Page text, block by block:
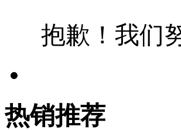
抱歉！我们
热销推荐